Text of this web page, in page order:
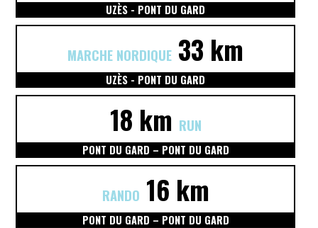
UZÈS - PONT DU GARD
MARCHE NORDIQUE 33 km
UZÈS - PONT DU GARD
18 km RUN
PONT DU GARD – PONT DU GARD
RANDO 16 km
PONT DU GARD – PONT DU GARD